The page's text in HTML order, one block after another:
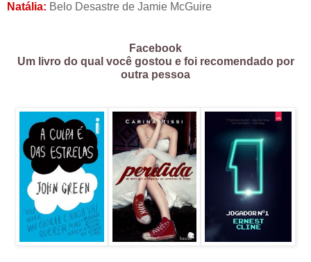
Natália: Belo Desastre de Jamie McGuire
Facebook
Um livro do qual você gostou e foi recomendado por
outra pessoa